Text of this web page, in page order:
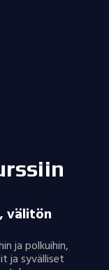
välitön
ja polkuihin,
ja syvälliset